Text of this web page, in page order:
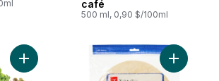
café
500 ml, 0,90 $/100ml
Ajouter Trio de laitue vivante - 1 unité au
Ajouter